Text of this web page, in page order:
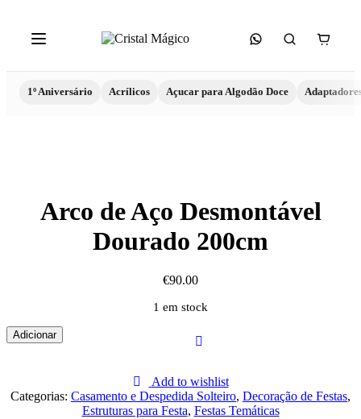
1º Aniversário Acrílicos Açucar para Algodão Doce
Arco de Aço Desmontável
Dourado 200cm
€90.00
1 em stock
Quantidade
de
Aço
Desmontável
Adicionar
Add to wishlist
Categorias: Casamento e Despedida Solteiro, Decoração de Festas,
Estruturas para Festa, Festas Temáticas